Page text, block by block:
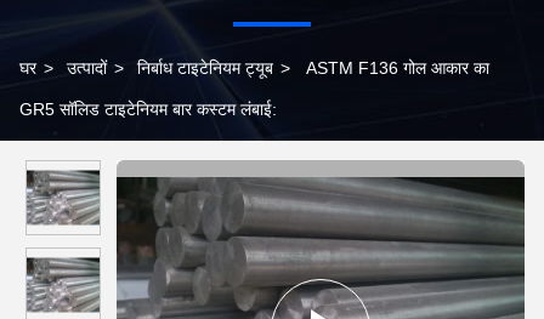
घर > उत्पादों > निर्बाध टाइटेनियम ट्यूब > ASTM F136 गोल आकार का
GR5 सॉलिड टाइटेनियम बार कस्टम लंबाई: